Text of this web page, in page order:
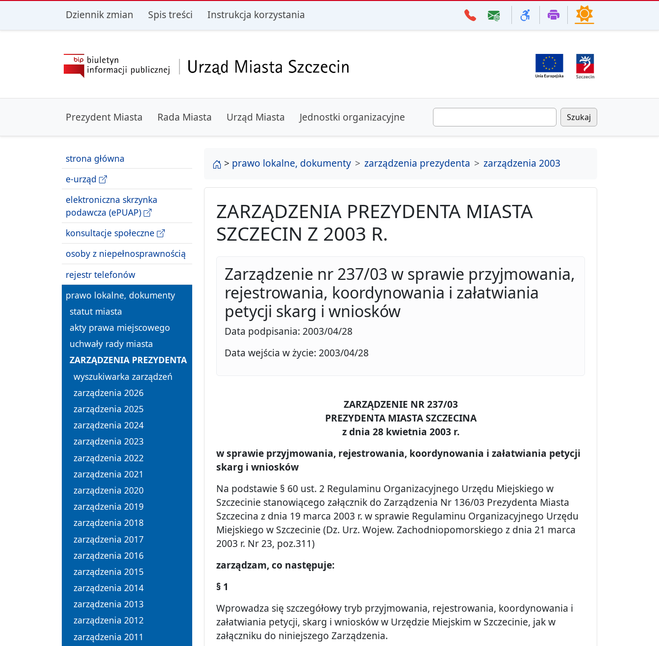
przejdź do głównego menu przejdź do treści
Dziennik zmian Spis treści Instrukcja korzystania
Prezydent Miasta Rada Miasta Urząd Miasta Jednostki organizacyjne Szukaj
strona główna
e-urząd
elektroniczna skrzynka
podawcza (ePUAP)
konsultacje społeczne
osoby z niepełnosprawnością
rejestr telefonów
prawo lokalne, dokumenty
statut miasta
akty prawa miejscowego
uchwały rady miasta
ZARZĄDZENIA PREZYDENTA
wyszukiwarka zarządzeń
zarządzenia 2026
zarządzenia 2025
zarządzenia 2024
zarządzenia 2023
zarządzenia 2022
zarządzenia 2021
zarządzenia 2020
zarządzenia 2019
zarządzenia 2018
zarządzenia 2017
zarządzenia 2016
zarządzenia 2015
zarządzenia 2014
zarządzenia 2013
zarządzenia 2012
zarządzenia 2011
strona główna
> prawo lokalne, dokumenty zarządzenia prezydenta zarządzenia 2003
ZARZĄDZENIA PREZYDENTA MIASTA
SZCZECIN Z 2003 R.
Zarządzenie nr 237/03 w sprawie przyjmowania,
rejestrowania, koordynowania i załatwiania
petycji skarg i wniosków
Data podpisania: 2003/04/28
Data wejścia w życie: 2003/04/28
ZARZĄDZENIE NR 237/03
PREZYDENTA MIASTA SZCZECINA
z dnia 28 kwietnia 2003 r.
w sprawie przyjmowania, rejestrowania, koordynowania i załatwiania petycji
skarg i wniosków
Na podstawie § 60 ust. 2 Regulaminu Organizacyjnego Urzędu Miejskiego w
Szczecinie stanowiącego załącznik do Zarządzenia Nr 136/03 Prezydenta Miasta
Szczecina z dnia 19 marca 2003 r. w sprawie Regulaminu Organizacyjnego Urzędu
Miejskiego w Szczecinie (Dz. Urz. Wojew. Zachodniopomorskiego z dnia 21 marca
2003 r. Nr 23, poz.311)
zarządzam, co następuje:
§ 1
Wprowadza się szczegółowy tryb przyjmowania, rejestrowania, koordynowania i
załatwiania petycji, skarg i wniosków w Urzędzie Miejskim w Szczecinie, jak w
załączniku do niniejszego Zarządzenia.